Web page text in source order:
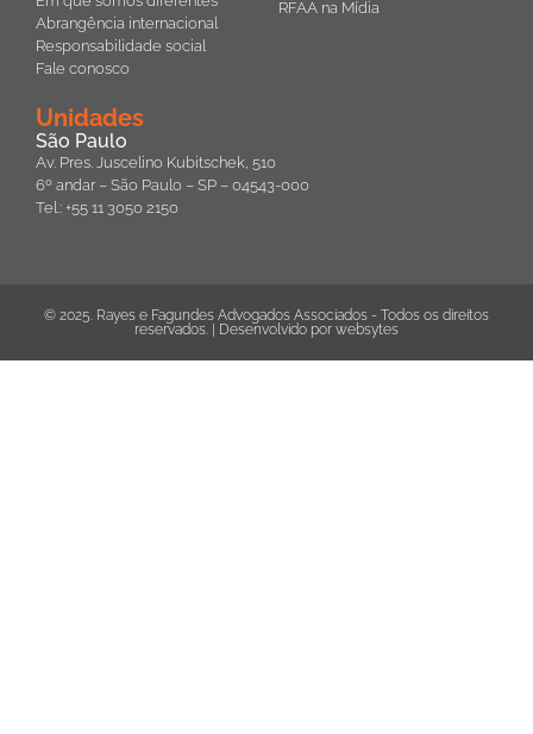
Abrangência internacional
Responsabilidade social
Fale conosco
RFAA na Mídia
Unidades
São Paulo
Av. Pres. Juscelino Kubitschek, 510
6º andar – São Paulo – SP – 04543-000
Tel.: +55 11 3050 2150
© 2025. Rayes e Fagundes Advogados Associados - Todos os direitos
reservados. | Desenvolvido por websytes